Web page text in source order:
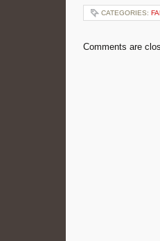
CATEGORIES:
Comments are